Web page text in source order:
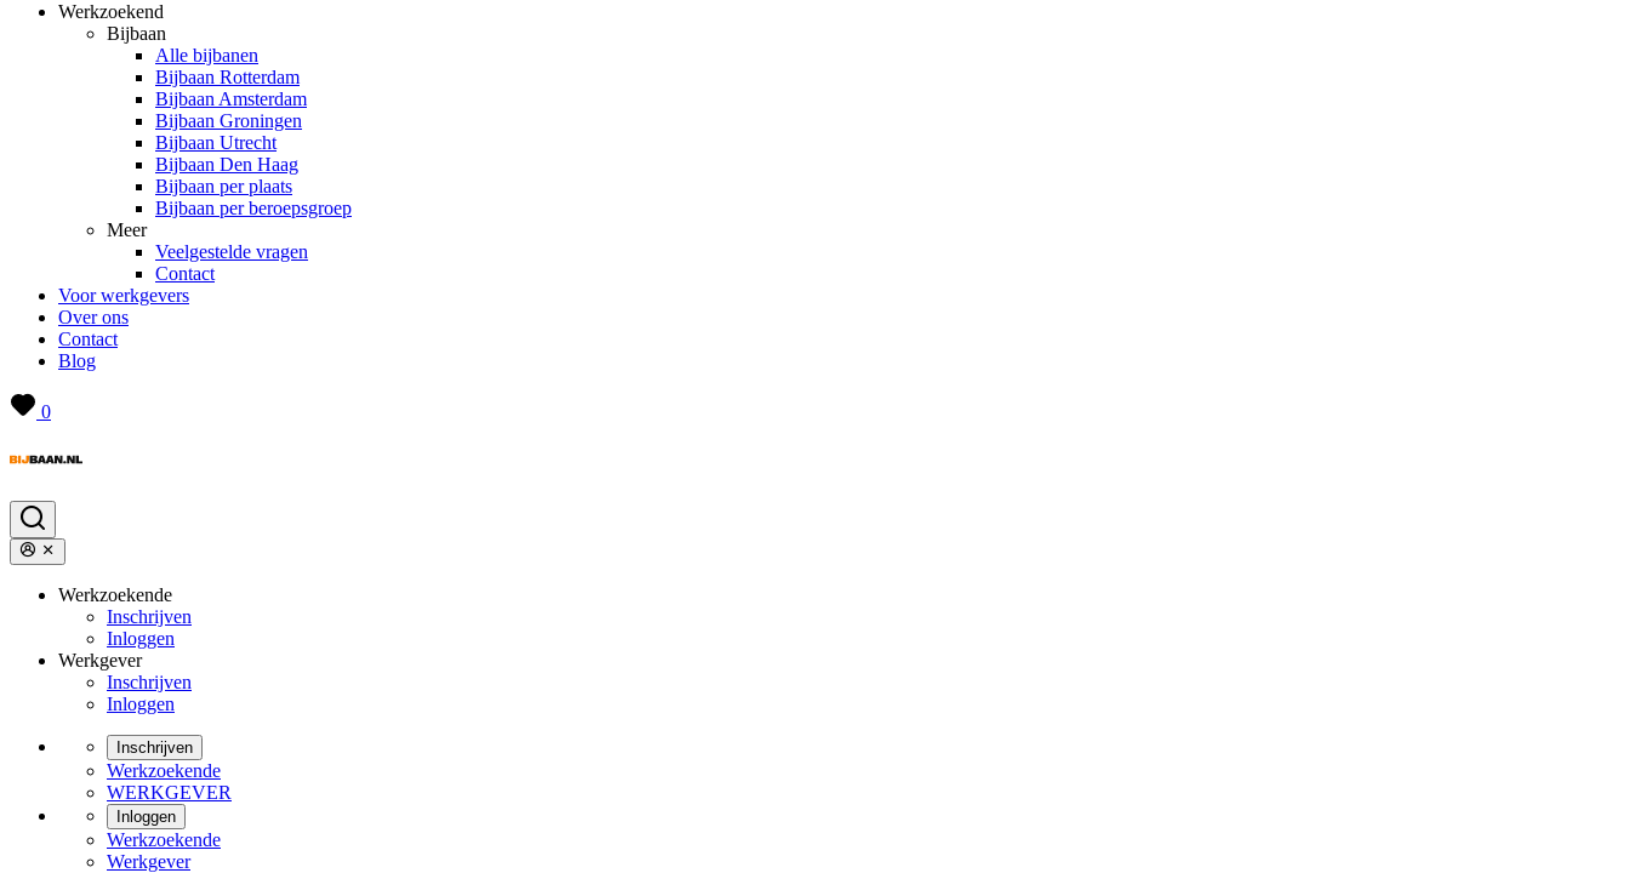
Werkzoekend
Bijbaan
Alle bijbanen
Bijbaan Rotterdam
Bijbaan Amsterdam
Bijbaan Groningen
Bijbaan Utrecht
Bijbaan Den Haag
Bijbaan per plaats
Bijbaan per beroepsgroep
Meer
Veelgestelde vragen
Contact
Voor werkgevers
Over ons
Contact
Blog
0
Werkzoekende
Inschrijven
Inloggen
Werkgever
Inschrijven
Inloggen
Inschrijven
Werkzoekende
WERKGEVER
Inloggen
Werkzoekende
Werkgever